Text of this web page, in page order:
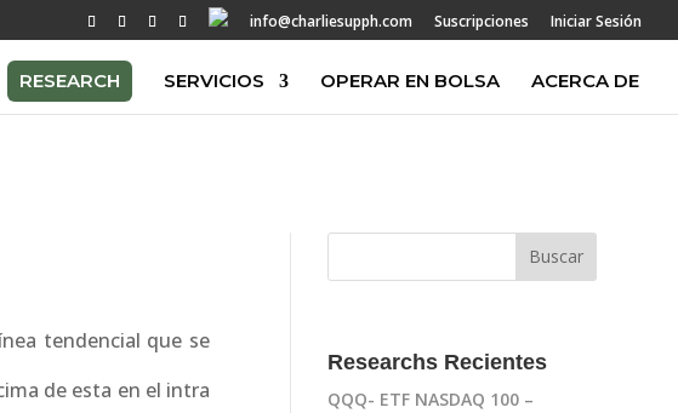
info@charliesupph.com Suscripciones Iniciar Sesión
RESEARCH SERVICIOS OPERAR EN BOLSA ACERCA DE
tendencial que se
de esta en el intra
Researchs Recientes
QQQ- ETF NASDAQ 100 –